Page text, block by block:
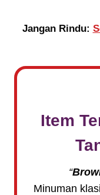
Jangan Rindu:
Item
“
Minuman